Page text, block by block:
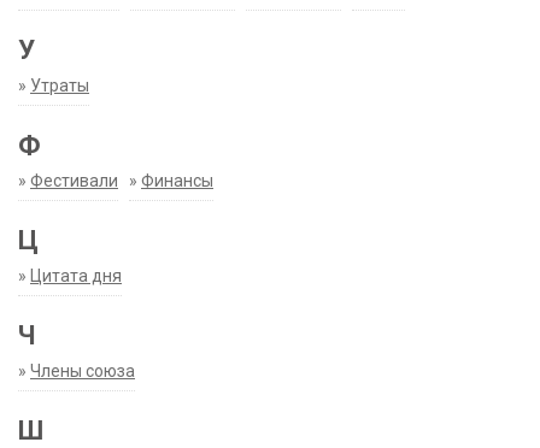
У
» Утраты
Ф
» Фестивали » Финансы
Ц
» Цитата дня
Ч
» Члены союза
Ш